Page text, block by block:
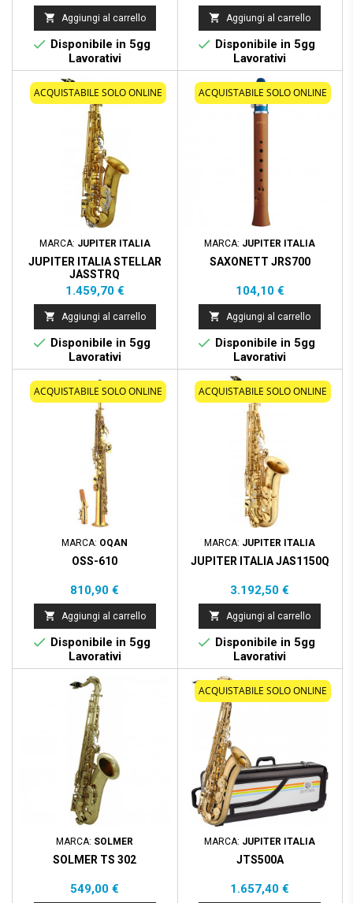
 Aggiungi al carrello
 Disponibile in 5gg
Lavorativi
 Aggiungi al carrello
 Disponibile in 5gg
Lavorativi
ACQUISTABILE SOLO ONLINE
MARCA: JUPITER ITALIA
JUPITER ITALIA STELLAR
JASSTRQ
Prezzo
1.459,70 €
 Aggiungi al carrello
 Disponibile in 5gg
Lavorativi
ACQUISTABILE SOLO ONLINE
MARCA: JUPITER ITALIA
SAXONETT JRS700
Prezzo
104,10 €
 Aggiungi al carrello
 Disponibile in 5gg
Lavorativi
ACQUISTABILE SOLO ONLINE
MARCA: OQAN
OSS-610
Prezzo
810,90 €
 Aggiungi al carrello
 Disponibile in 5gg
Lavorativi
ACQUISTABILE SOLO ONLINE
MARCA: JUPITER ITALIA
JUPITER ITALIA JAS1150Q
Prezzo
3.192,50 €
 Aggiungi al carrello
 Disponibile in 5gg
Lavorativi
MARCA: SOLMER
SOLMER TS 302
Prezzo
549,00 €
ACQUISTABILE SOLO ONLINE
MARCA: JUPITER ITALIA
JTS500A
Prezzo
1.657,40 €